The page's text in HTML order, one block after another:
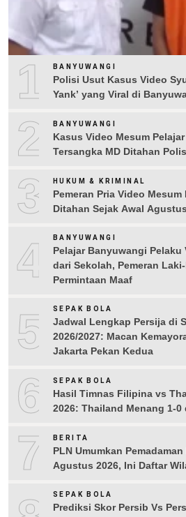
1 BANYUWANGI
Polisi Usut Kasus Video
Yank’ yang Viral di
2 BANYUWANGI
Kasus Video Mesum
Tersangka MD Ditahan
3 HUKUM & KRIMINAL
Pemeran Pria Video
Ditahan Sejak Awal Agustus
4 BANYUWANGI
Pelajar Banyuwangi
dari Sekolah, Pemeran
Permintaan Maaf
5 SEPAK BOLA
Jadwal Lengkap Persija di
2026/2027: Macan
Jakarta Pekan Kedua
6 SEPAK BOLA
Hasil Timnas Filipina vs
2026: Thailand Menang 1-0
7 BERITA
PLN Umumkan
Agustus 2026, Ini Daftar
SEPAK BOLA
Prediksi Skor Persib Vs